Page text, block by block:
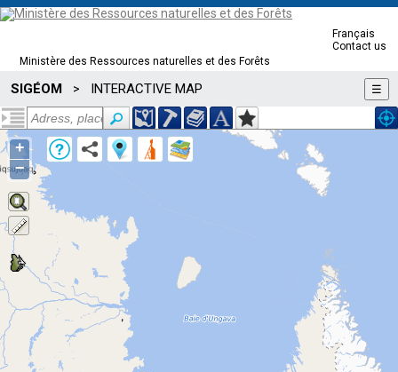
Ministère des Ressources naturelles et des Forêts
Français
Contact us
SIGÉOM > INTERACTIVE MAP ☰
+
−